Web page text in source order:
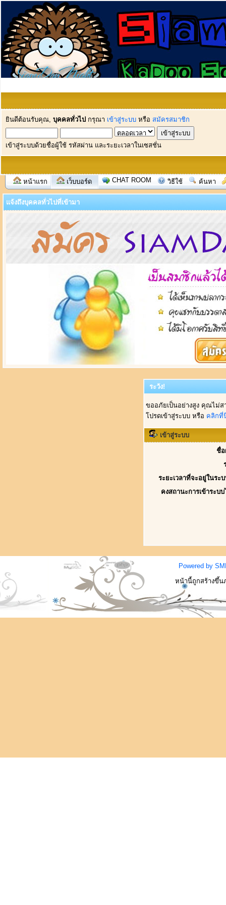
ยินดีต้อนรับคุณ, บุคคลทั่วไป กรุณา เข้าสู่ระบบ หรือ สมัครสมาชิก
เข้าสู่ระบบด้วยชื่อผู้ใช้ รหัสผ่าน และระยะเวลาในเซสชั่น
หน้าแรก เว็บบอร์ด CHAT ROOM วิธีใช้ ค้นหา
แจ้งถึงบุคคลทั่วไปที่เข้ามา
ระวัง!
ขออภัยเป็นอย่างสูง คุณไม่
โปรดเข้าสู่ระบบ หรือ คลิกที่
เข้าสู่ระบบ
ชื่อ
ระยะเวลาที่จะอยู่ในระ
คงสถานะการเข้าระบ
Powered by
หน้านี้ถูกสร้างขึ้น